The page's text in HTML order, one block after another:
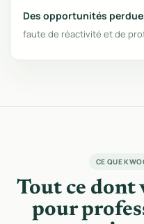
Des opportunités
faute de réactivité et de
CE QUE
Tout ce dont
pour